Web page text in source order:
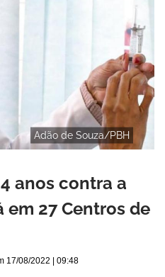
Adão de Souza/PBH
anos contra a
em 27 Centros de
17/08/2022 | 09:48